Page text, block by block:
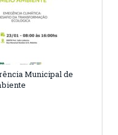
Municipal de